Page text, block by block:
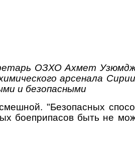
ОЗХО Ахмет
арсенала
и безопасными
"Безопасных
боеприпасов быть не